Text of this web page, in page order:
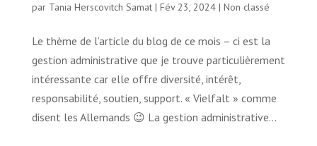
par Tania Herscovitch Samat| Fév 23, 2024| Non classé
Le thème de l’article du blog de ce mois – ci est la
gestion administrative que je trouve particulièrement
intéressante car elle offre diversité, intérêt,
responsabilité, soutien, support. « Vielfalt » comme
disent les Allemands 😉 La gestion administrative...